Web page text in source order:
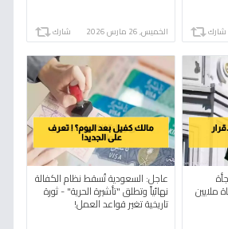
شارك الخميس, 26 مارس 2026 شارك
ملايين
عاجل: السعودية تُسقط نظام الكفالة
نهائياً وتطلق "تأشيرة الحرية" - ثورة
تاريخية تغير قواعد العمل!